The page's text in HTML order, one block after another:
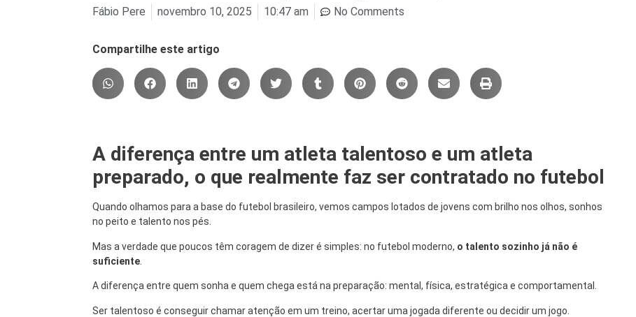
Fábio Pere novembro 10, 2025 10:47 am No Comments
Compartilhe este artigo
A diferença entre um atleta talentoso e um atleta
preparado, o que realmente faz ser contratado no futebol
Quando olhamos para a base do futebol brasileiro, vemos campos lotados de jovens com brilho nos olhos, sonhos
no peito e talento nos pés.
Mas a verdade que poucos têm coragem de dizer é simples: no futebol moderno, o talento sozinho já não é
suficiente
A diferença entre quem sonha e quem chega está na preparação: mental, física, estratégica e comportamental.
Ser talentoso é conseguir chamar atenção em um treino, acertar uma jogada diferente ou decidir um jogo.